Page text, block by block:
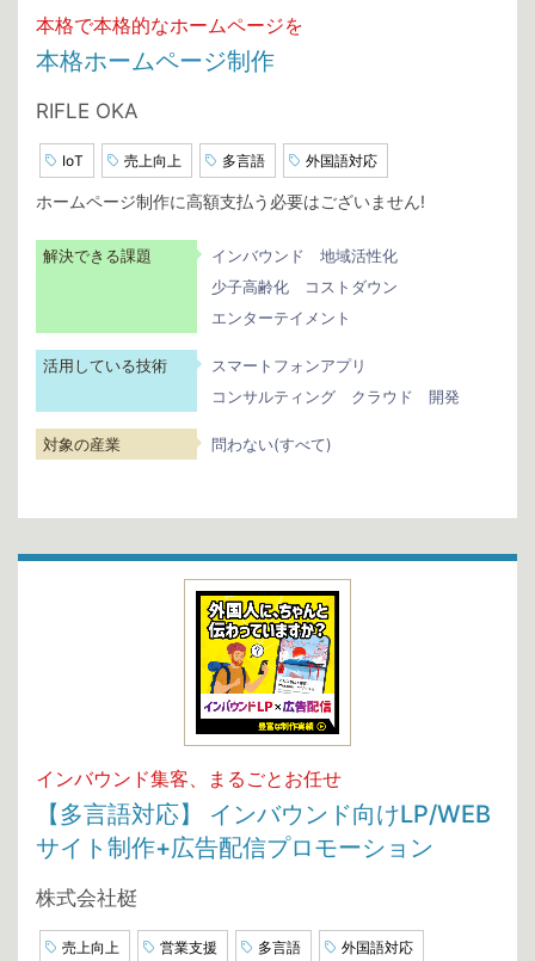
本格で本格的なホームページを
本格ホームページ制作
RIFLE OKA
IoT 売上向上 多言語 外国語対応
ホームページ制作に高額支払う必要はございません!
解決できる課題 インバウンド
地域活性化
少子高齢化
コストダウン
エンターテイメント
活用している技術
スマートフォンアプリ
コンサルティング
クラウド 開発
対象の産業 問わない(すべて)
インバウンド集客、まるごとお任せ
【多言語対応】 インバウンド向けLP/WEB
サイト制作+広告配信プロモーション
株式会社梃
売上向上 営業支援 多言語 外国語対応